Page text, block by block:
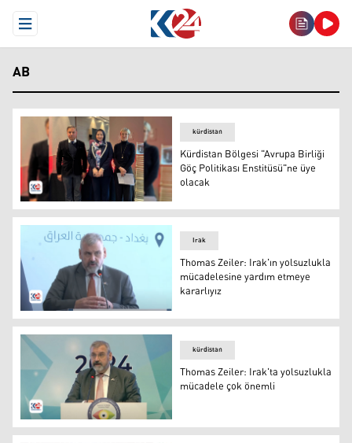
Open Menu
AB
Kürdistan Bölgesi "Avrupa Birliği Göç Politikası
kürdistan
Kürdistan Bölgesi "Avrupa Birliği
Göç Politikası Enstitüsü"ne üye
olacak
Thomas Zeiler: Irak'ın yolsuzlukla mücadelesine
Irak
Thomas Zeiler: Irak'ın yolsuzlukla
mücadelesine yardım etmeye
kararlıyız
AB Irak Büyükelçisi Thomas Zeiler
kürdistan
Thomas Zeiler: Irak'ta yolsuzlukla
mücadele çok önemli